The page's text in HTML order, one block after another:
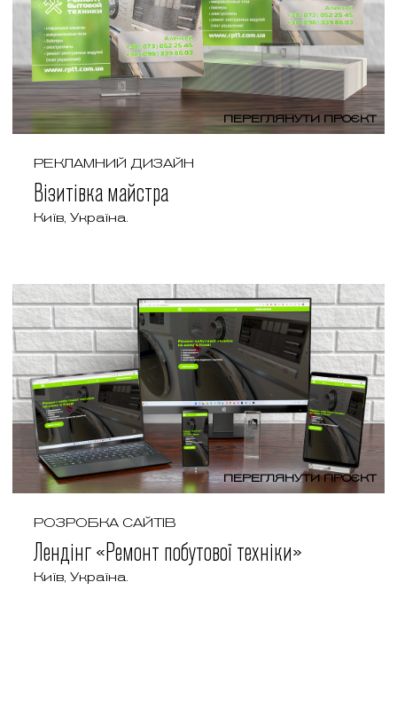
ПЕРЕГЛЯНУТИ ПРОЄКТ
РЕКЛАМНИЙ ДИЗАЙН
Візитівка майстра
Київ, Україна.
ПЕРЕГЛЯНУТИ ПРОЄКТ
РОЗРОБКА САЙТІВ
Лендінг «Ремонт побутової техніки»
Київ, Україна.